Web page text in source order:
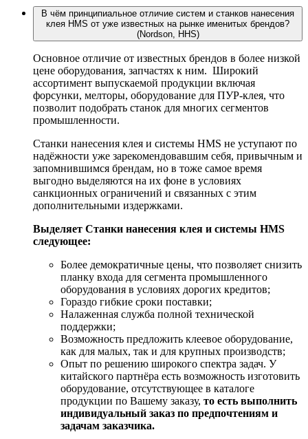
В чём принципиальное отличие систем и станков нанесения
клея HMS от уже известных на рынке именитых брендов?
(Nordson, HHS)
Основное отличие от известных брендов в более низкой
цене оборудования, запчастях к ним. Широкий
ассортимент выпускаемой продукции включая
форсунки, мелторы, оборудование для ПУР-клея, что
позволит подобрать станок для многих сегментов
промышленности.
Станки нанесения клея и системы HMS не уступают по
надёжности уже зарекомендовавшим себя, привычным и
запомнившимся брендам, но в тоже самое время
выгодно выделяются на их фоне в условиях
санкционных ограничений и связанных с этим
дополнительными издержками.
Выделяет Станки нанесения клея и системы HMS
следующее:
Более демократичные цены, что позволяет снизить
планку входа для сегмента промышленного
оборудования в условиях дорогих кредитов;
Гораздо гибкие сроки поставки;
Налаженная служба полной технической
поддержки;
Возможность предложить клеевое оборудование,
как для малых, так и для крупных производств;
Опыт по решению широкого спектра задач. У
китайского партнёра есть возможность изготовить
оборудование, отсутствующее в каталоге
продукции по Вашему заказу, то есть выполнить
индивидуальный заказ по предпочтениям и
задачам заказчика.